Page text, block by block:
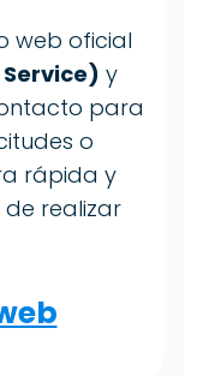
web oficial
Service) y
para
o
rápida y
realizar